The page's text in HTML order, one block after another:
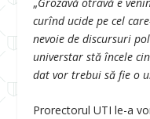
curînd ucide pe cel
nevoie de discursuri
universtar stă încele
dat vor trebui să fie o
Prorectorul UTI le-a